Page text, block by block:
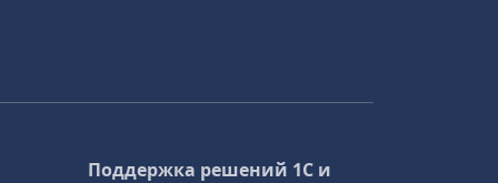
Поддержка решений 1С и